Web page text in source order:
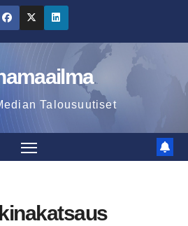
Talousuutiset